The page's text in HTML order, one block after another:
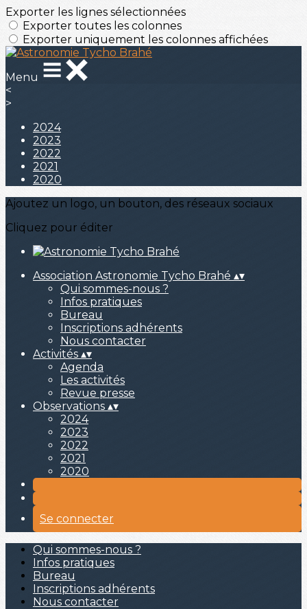
Exporter les lignes sélectionnées
Exporter toutes les colonnes
Exporter uniquement les colonnes affichées
Menu
<
>
2024
2023
2022
2021
2020
Ajoutez un logo, un bouton, des réseaux sociaux
Cliquez pour éditer
Association Astronomie Tycho Brahé ▴▾
Qui sommes-nous ?
Infos pratiques
Bureau
Inscriptions adhérents
Nous contacter
Activités ▴▾
Agenda
Les activités
Revue presse
Observations ▴▾
2024
2023
2022
2021
2020
Se connecter
Qui sommes-nous ?
Infos pratiques
Bureau
Inscriptions adhérents
Nous contacter